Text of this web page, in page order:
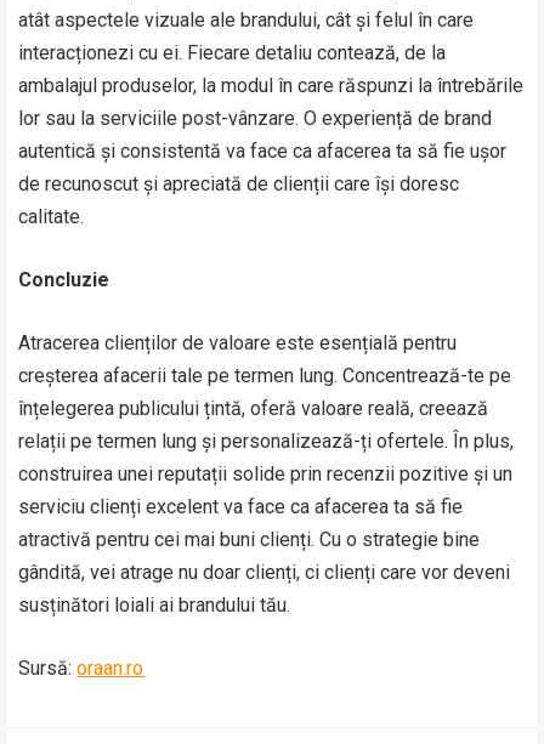
atât aspectele vizuale ale brandului, cât și felul în care
interacționezi cu ei. Fiecare detaliu contează, de la
ambalajul produselor, la modul în care răspunzi la întrebările
lor sau la serviciile post-vânzare. O experiență de brand
autentică și consistentă va face ca afacerea ta să fie ușor
de recunoscut și apreciată de clienții care își doresc
calitate.
Concluzie
Atracerea clienților de valoare este esențială pentru
creșterea afacerii tale pe termen lung. Concentrează-te pe
înțelegerea publicului țintă, oferă valoare reală, creează
relații pe termen lung și personalizează-ți ofertele. În plus,
construirea unei reputații solide prin recenzii pozitive și un
serviciu clienți excelent va face ca afacerea ta să fie
atractivă pentru cei mai buni clienți. Cu o strategie bine
gândită, vei atrage nu doar clienți, ci clienți care vor deveni
susținători loiali ai brandului tău.
Sursă:oraan.ro